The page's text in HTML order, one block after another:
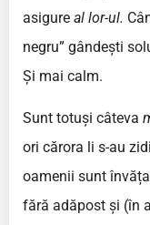
asigure al lor­-ul.
negru” gândești
Și mai calm.
Sunt totuși câteva
ori cărora li s-au
oamenii sunt
fără adăpost și (în